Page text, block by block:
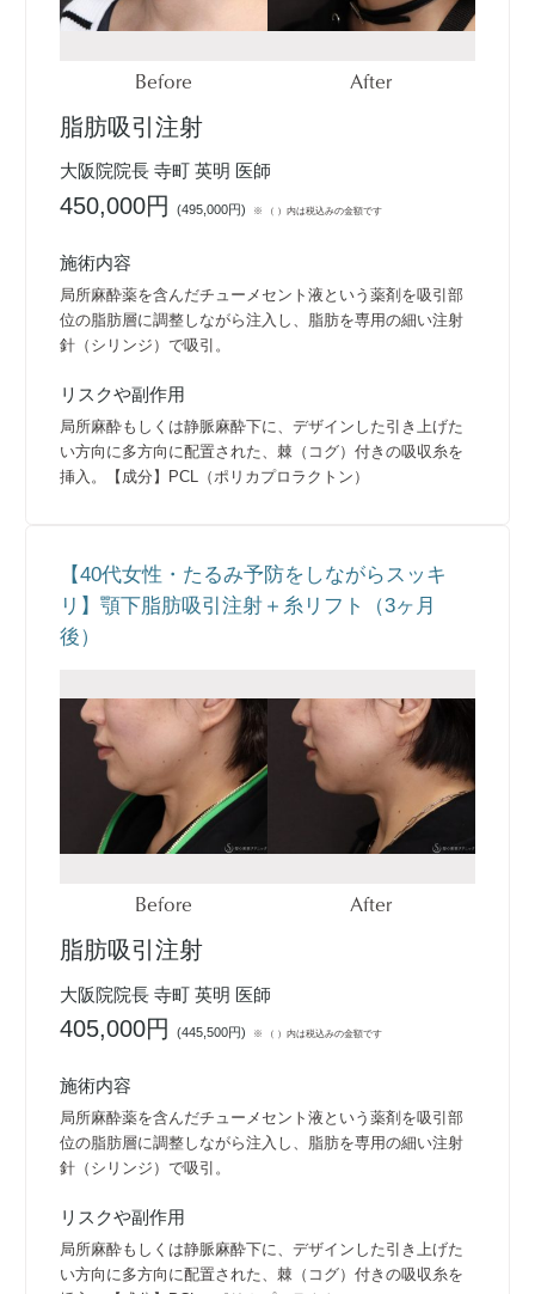
Before After
脂肪吸引注射
大阪院院長 寺町 英明 医師
450,000円(495,000円) ※ （ ）内は税込みの金額です
施術内容
局所麻酔薬を含んだチューメセント液という薬剤を吸引部
位の脂肪層に調整しながら注入し、脂肪を専用の細い注射
針（シリンジ）で吸引。
リスクや副作用
局所麻酔もしくは静脈麻酔下に、デザインした引き上げた
い方向に多方向に配置された、棘（コグ）付きの吸収糸を
挿入。【成分】PCL（ポリカプロラクトン）
【40代女性・たるみ予防をしながらスッキ
リ】顎下脂肪吸引注射＋糸リフト（3ヶ月
後）
Before After
脂肪吸引注射
大阪院院長 寺町 英明 医師
405,000円(445,500円) ※ （ ）内は税込みの金額です
施術内容
局所麻酔薬を含んだチューメセント液という薬剤を吸引部
位の脂肪層に調整しながら注入し、脂肪を専用の細い注射
針（シリンジ）で吸引。
リスクや副作用
局所麻酔もしくは静脈麻酔下に、デザインした引き上げた
い方向に多方向に配置された、棘（コグ）付きの吸収糸を